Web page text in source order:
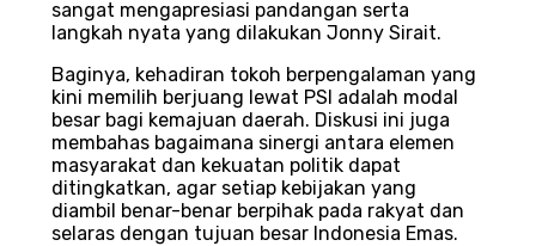
sangat mengapresiasi pandangan serta
langkah nyata yang dilakukan Jonny Sirait.
Baginya, kehadiran tokoh berpengalaman yang
kini memilih berjuang lewat PSI adalah modal
besar bagi kemajuan daerah. Diskusi ini juga
membahas bagaimana sinergi antara elemen
masyarakat dan kekuatan politik dapat
ditingkatkan, agar setiap kebijakan yang
diambil benar-benar berpihak pada rakyat dan
selaras dengan tujuan besar Indonesia Emas.